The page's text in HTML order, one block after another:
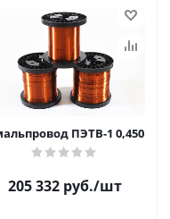
ПЭТВ-1 0,450
205 332руб./шт